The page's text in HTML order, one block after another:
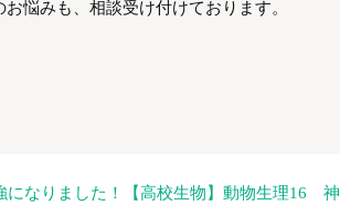
悩みも、相談受け付けております。
になりました！【高校生物】動物生理16 神